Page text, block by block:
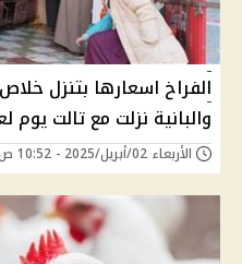
الفراخ اسعارها بتنزل
والبانية نزلت مع تالت
الأربعاء 02/أبريل/2025 - 10:52 ص